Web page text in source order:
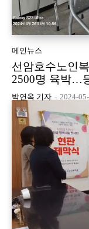
메인뉴스
선암호수노인
2500명 육박…
박연옥 기자 - 2024-